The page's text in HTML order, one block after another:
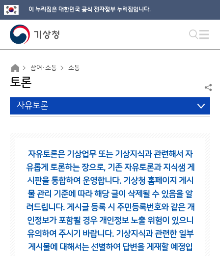
이 누리집은 대한민국 공식 전자정부 누리집입니다.
참여·소통 소통
토론
자유토론
자유토론은 기상업무 또는 기상지식과 관련해서 자
유롭게 토론하는 장으로, 기존 자유토론과 지식샘 게
시판을 통합하여 운영합니다. 기상청 홈페이지 게시
물 관리 기준에 따라 해당 글이 삭제될 수 있음을 알
려드립니다. 게시글 등록 시 주민등록번호와 같은 개
인정보가 포함될 경우 개인정보 노출 위험이 있으니
유의하여 주시기 바랍니다. 기상지식과 관련한 일부
게시물에 대해서는 선별하여 답변을 게재할 예정입